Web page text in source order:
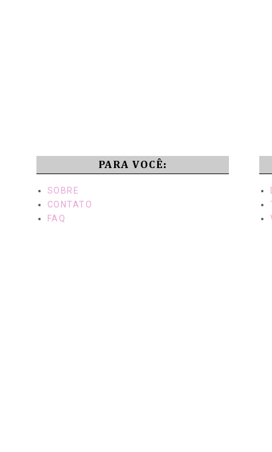
PARA VOCÊ:
SOBRE
CONTATO
FAQ